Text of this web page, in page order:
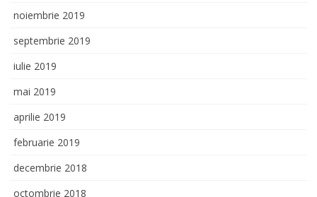
noiembrie 2019
septembrie 2019
iulie 2019
mai 2019
aprilie 2019
februarie 2019
decembrie 2018
octombrie 2018